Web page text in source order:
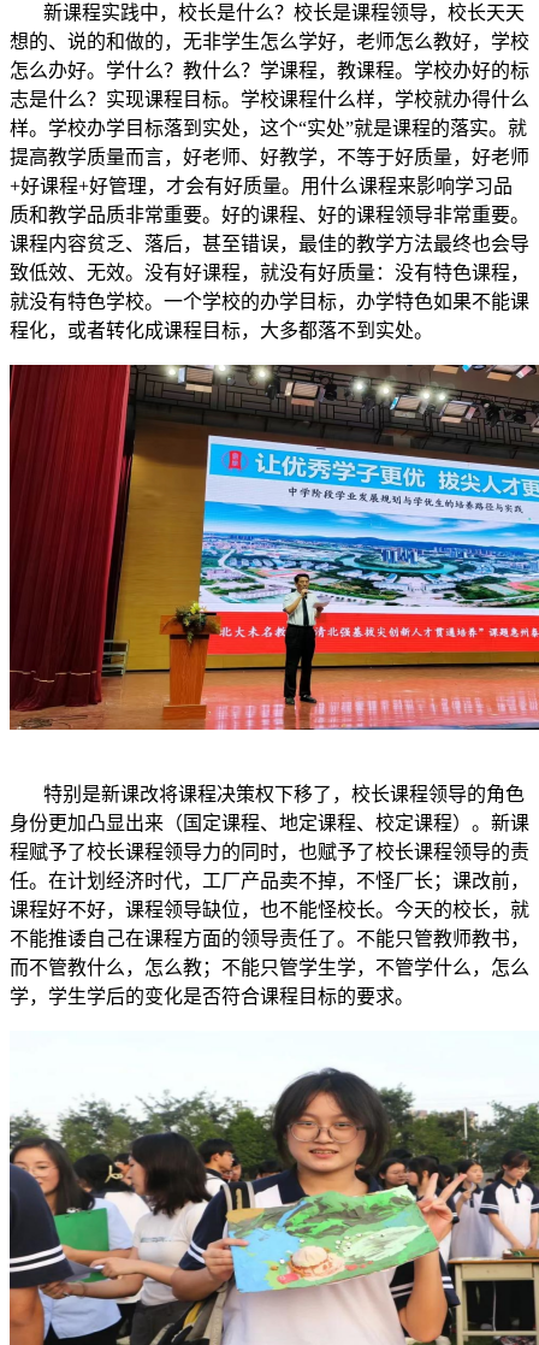
新课程实践中，校长是什么？校长是课程领导，校长天天
想的、说的和做的，无非学生怎么学好，老师怎么教好，学校
怎么办好。学什么？教什么？学课程，教课程。学校办好的标
志是什么？实现课程目标。学校课程什么样，学校就办得什么
样。学校办学目标落到实处，这个“实处”就是课程的落实。就
提高教学质量而言，好老师、好教学，不等于好质量，好老师
+好课程+好管理，才会有好质量。用什么课程来影响学习品
质和教学品质非常重要。好的课程、好的课程领导非常重要。
课程内容贫乏、落后，甚至错误，最佳的教学方法最终也会导
致低效、无效。没有好课程，就没有好质量：没有特色课程，
就没有特色学校。一个学校的办学目标，办学特色如果不能课
程化，或者转化成课程目标，大多都落不到实处。
特别是新课改将课程决策权下移了，校长课程领导的角色
身份更加凸显出来（国定课程、地定课程、校定课程）。新课
程赋予了校长课程领导力的同时，也赋予了校长课程领导的责
任。在计划经济时代，工厂产品卖不掉，不怪厂长；课改前，
课程好不好，课程领导缺位，也不能怪校长。今天的校长，就
不能推诿自己在课程方面的领导责任了。不能只管教师教书，
而不管教什么，怎么教；不能只管学生学，不管学什么，怎么
学，学生学后的变化是否符合课程目标的要求。